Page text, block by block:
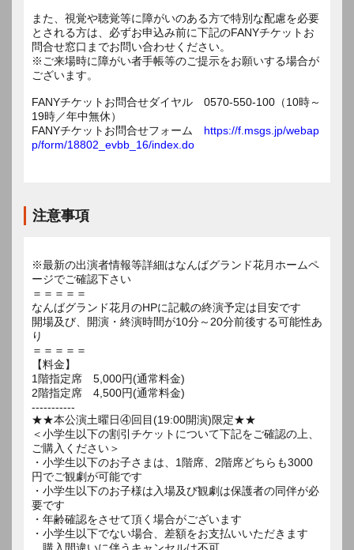
また、視覚や聴覚等に障がいのある方で特別な配慮を必要
とされる方は、必ずお申込み前に下記のFANYチケットお
問合せ窓口までお問い合わせください。
※ご来場時に障がい者手帳等のご提示をお願いする場合が
ございます。
FANYチケットお問合せダイヤル 0570-550-100（10時～
19時／年中無休）
FANYチケットお問合せフォーム https://f.msgs.jp/webap
p/form/18802_evbb_16/index.do
注意事項
※最新の出演者情報等詳細はなんばグランド花月ホームペ
ージでご確認下さい
＝＝＝＝＝
なんばグランド花月のHPに記載の終演予定は目安です
開場及び、開演・終演時間が10分～20分前後する可能性あ
り
＝＝＝＝＝
【料金】
1階指定席 5,000円(通常料金)
2階指定席 4,500円(通常料金)
-----------
★★本公演土曜日④回目(19:00開演)限定★★
＜小学生以下の割引チケットについて下記をご確認の上、
ご購入ください＞
・小学生以下のお子さまは、1階席、2階席どちらも3000
円でご観劇が可能です
・小学生以下のお子様は入場及び観劇は保護者の同伴が必
要です
・年齢確認をさせて頂く場合がございます
・小学生以下でない場合、差額をお支払いいただきます